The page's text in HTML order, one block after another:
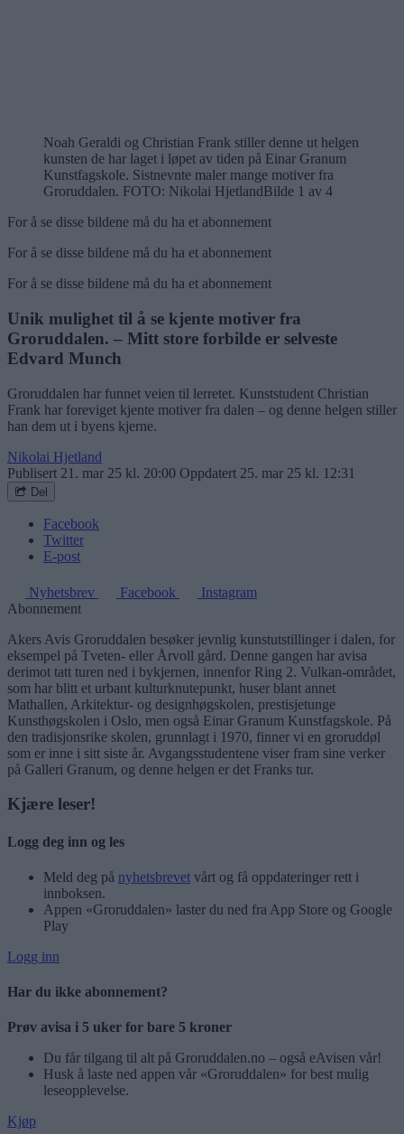
Noah Geraldi og Christian Frank stiller denne ut helgen
kunsten de har laget i løpet av tiden på Einar Granum
Kunstfagskole. Sistnevnte maler mange motiver fra
Groruddalen. FOTO: Nikolai HjetlandBilde 1 av 4
For å se disse bildene må du ha et abonnement
For å se disse bildene må du ha et abonnement
For å se disse bildene må du ha et abonnement
Unik mulighet til å se kjente motiver fra
Groruddalen. – Mitt store forbilde er selveste
Edvard Munch
Groruddalen har funnet veien til lerretet. Kunststudent Christian
Frank har foreviget kjente motiver fra dalen – og denne helgen stiller
han dem ut i byens kjerne.
Nikolai Hjetland
Publisert 21. mar 25 kl. 20:00 Oppdatert 25. mar 25 kl. 12:31
Del
Facebook
Twitter
E-post
Nyhetsbrev Facebook
Instagram
Abonnement
Akers Avis Groruddalen besøker jevnlig kunstutstillinger i dalen, for
eksempel på Tveten- eller Årvoll gård. Denne gangen har avisa
derimot tatt turen ned i bykjernen, innenfor Ring 2. Vulkan-området,
som har blitt et urbant kulturknutepunkt, huser blant annet
Mathallen, Arkitektur- og designhøgskolen, prestisjetunge
Kunsthøgskolen i Oslo, men også Einar Granum Kunstfagskole. På
den tradisjonsrike skolen, grunnlagt i 1970, finner vi en groruddøl
som er inne i sitt siste år. Avgangsstudentene viser fram sine verker
på Galleri Granum, og denne helgen er det Franks tur.
Kjære leser!
Logg deg inn og les
Meld deg på nyhetsbrevet vårt og få oppdateringer rett i
innboksen.
Appen «Groruddalen» laster du ned fra App Store og Google
Play
Logg inn
Har du ikke abonnement?
Prøv avisa i 5 uker for bare 5 kroner
Du får tilgang til alt på Groruddalen.no – også eAvisen vår!
Husk å laste ned appen vår «Groruddalen» for best mulig
leseopplevelse.
Kjøp